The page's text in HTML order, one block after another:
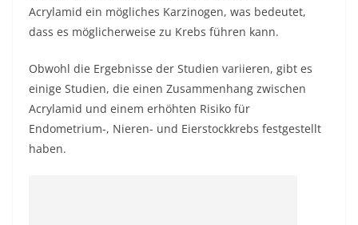
Acrylamid ein mögliches Karzinogen, was bedeutet,
dass es möglicherweise zu Krebs führen kann.
Obwohl die Ergebnisse der Studien variieren, gibt es
einige Studien, die einen Zusammenhang zwischen
Acrylamid und einem erhöhten Risiko für
Endometrium-, Nieren- und Eierstockkrebs festgestellt
haben.